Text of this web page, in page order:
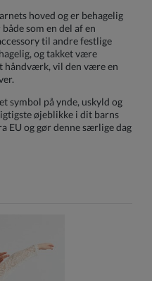
hoved og er behagelig
som en del af en
til andre festlige
og takket være
håndværk, vil den være en
symbol på ynde, uskyld og
øjeblikke i dit barns
EU og gør denne særlige dag